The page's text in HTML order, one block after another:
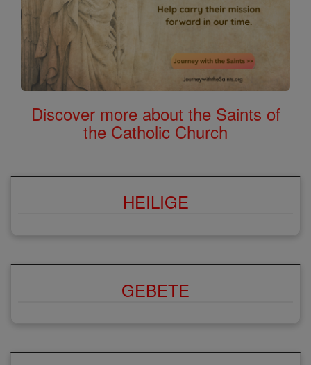
Discover more about the Saints of
the Catholic Church
HEILIGE
GEBETE